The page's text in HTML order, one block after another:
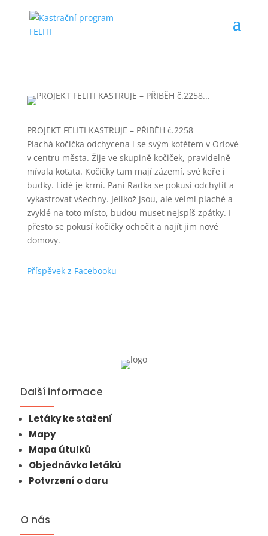
PROJEKT FELITI KASTRUJE – PŘIBĚH č.2258
Plachá kočička odchycena i se svým kotětem v Orlové
v centru města. Žije ve skupině kočiček, pravidelně
mívala koťata. Kočičky tam mají zázemí, své keře i
budky. Lidé je krmí. Paní Radka se pokusí odchytit a
vykastrovat všechny. Jelikož jsou, ale velmi plaché a
zvyklé na toto místo, budou muset nejspíš zpátky. I
přesto se pokusí kočičky ochočit a najít jim nové
domovy.
Příspěvek z Facebooku
Další informace
Letáky ke stažení
Mapy
Mapa útulků
Objednávka letáků
Potvrzení o daru
O nás